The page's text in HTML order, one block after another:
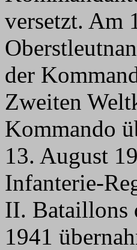
versetzt. Am
der
Zweiten
Kommando
13. August
Infanterie-
II. Bataillons
1941